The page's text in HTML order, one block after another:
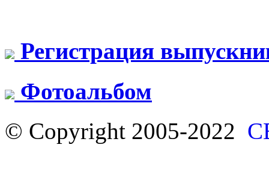
Регистрация
Фотоальбом
© Copyright 2005-2022